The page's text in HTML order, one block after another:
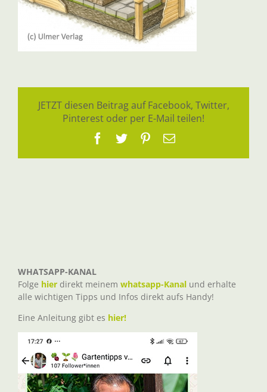
JETZT diesen Beitrag auf Facebook, Twitter,
Pinterest oder per E-Mail teilen!
Facebook
TwitterPinterest
E-
WHATSAPP-KANAL
Folge hier direkt meinem whatsapp-Kanal und erhalte
alle wichtigen Tipps und Infos direkt aufs Handy!
Eine Anleitung gibt es hier!